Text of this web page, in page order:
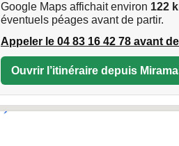
Google Maps affichait environ 122
éventuels péages avant de partir.
Appeler le 04 83 16 42 78 avant
Ouvrir l’itinéraire depuis